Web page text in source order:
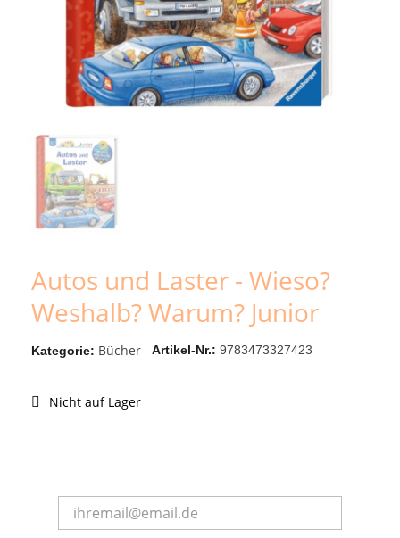
Autos und Laster - Wieso?
Weshalb? Warum? Junior
Kategorie Bücher Artikel-Nr. 9783473327423
Nicht auf Lager